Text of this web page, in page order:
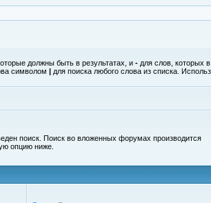
должны быть в результатах, и - для слов, которых в
символом | для поиска любого слова из списка.
поиск. Поиск во вложенных форумах производится
опцию ниже.